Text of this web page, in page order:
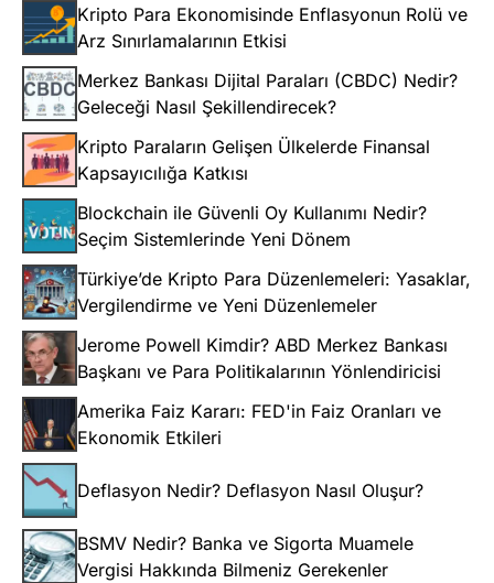
Kripto Para Ekonomisinde Enflasyonun Rolü ve
Arz Sınırlamalarının Etkisi
Merkez Bankası Dijital Paraları (CBDC) Nedir?
Geleceği Nasıl Şekillendirecek?
Kripto Paraların Gelişen Ülkelerde Finansal
Kapsayıcılığa Katkısı
Blockchain ile Güvenli Oy Kullanımı Nedir?
Seçim Sistemlerinde Yeni Dönem
Türkiye’de Kripto Para Düzenlemeleri: Yasaklar,
Vergilendirme ve Yeni Düzenlemeler
Jerome Powell Kimdir? ABD Merkez Bankası
Başkanı ve Para Politikalarının Yönlendiricisi
Amerika Faiz Kararı: FED'in Faiz Oranları ve
Ekonomik Etkileri
Deflasyon Nedir? Deflasyon Nasıl Oluşur?
BSMV Nedir? Banka ve Sigorta Muamele
Vergisi Hakkında Bilmeniz Gerekenler